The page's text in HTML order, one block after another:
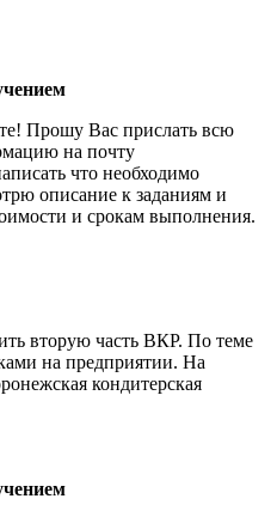
Прошу Вас прислать всю
на почту
что необходимо
описание к заданиям и
и срокам выполнения.
вторую часть ВКР. По теме
на предприятии. На
кондитерская